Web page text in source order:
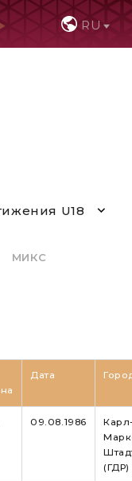
RU
U18
МИКС
Дата
09.08.1986
(ГДР)